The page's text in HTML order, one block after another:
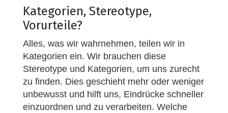
Kategorien, Stereotype,
Vorurteile?
Alles, was wir wahrnehmen, teilen wir in
Kategorien ein. Wir brauchen diese
Stereotype und Kategorien, um uns zurecht
zu finden. Dies geschieht mehr oder weniger
unbewusst und hilft uns, Eindrücke schneller
einzuordnen und zu verarbeiten. Welche